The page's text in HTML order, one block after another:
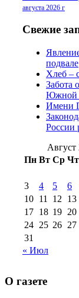
2016 г
июля
2012 г
(15)№98
августа
№98 8
2017 г(9)
2016 г
августа
августа
августа 2026 г
Свежие
подвале
Хлеб –
Забота
Южной
Имени
России
Август
Пн Вт Ср Чт
3
4 5 6
10 11 12 13
17 18 19 20
24 25 26 27
31
« Июл
О газете